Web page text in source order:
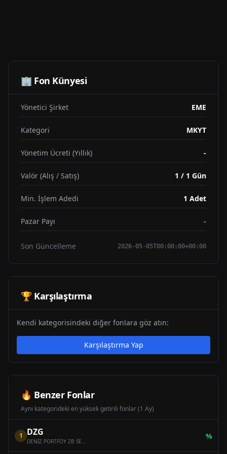
🏢 Fon Künyesi
Yönetici Şirket EME
Kategori MKYT
Yönetim Ücreti (Yıllık) -
Valör (Alış / Satış) 1 / 1 Gün
Min. İşlem Adedi 1 Adet
Pazar Payı -
Son Güncelleme 2026-05-05T00:00:00+00:00
🏆 Karşılaştırma
Kendi kategorisindeki diğer fonlara göz atın:
Karşılaştırma Yap
🔥 Benzer Fonlar
Aynı kategorideki en yüksek getirili fonlar (1 Ay)
1 DZG
DENİZ PORTFÖY ZB SERBEST (DÖVİZ) ÖZEL FON
%